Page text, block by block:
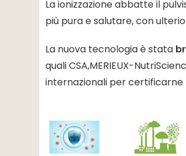
La ionizzazione abbatte il
più pura e salutare, con
La nuova tecnologia è stata
quali CSA,MERIEUX-
internazionali per certificarne